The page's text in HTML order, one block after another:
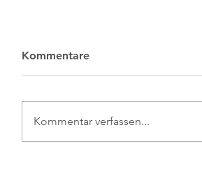
Kommentare
Kommentar verfassen...